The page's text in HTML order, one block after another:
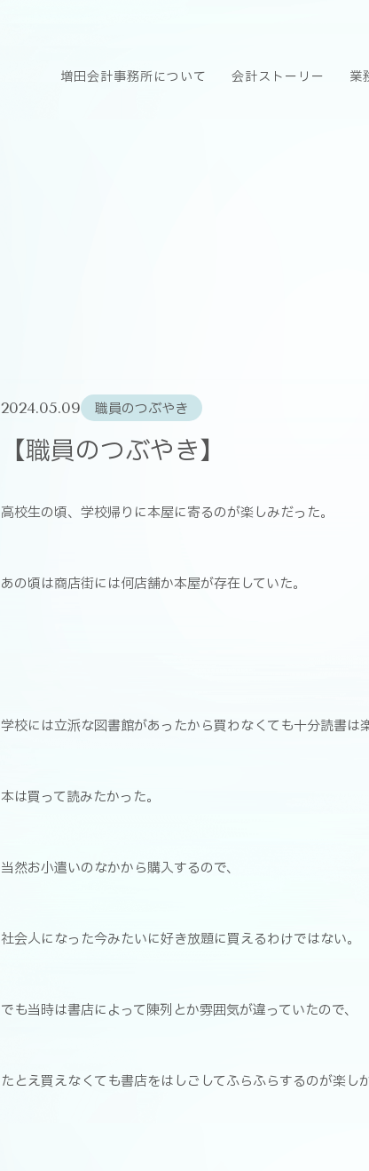
増田会計事務所について 会計ストーリー 業
2024.05.09 職員のつぶやき
【職員のつぶやき】
高校生の頃、学校帰りに本屋に寄るのが楽しみだった。
あの頃は商店街には何店舗か本屋が存在していた。
学校には立派な図書館があったから買わなくても十分読書は
本は買って読みたかった。
当然お小遣いのなかから購入するので、
社会人になった今みたいに好き放題に買えるわけではない。
でも当時は書店によって陳列とか雰囲気が違っていたので、
たとえ買えなくても書店をはしごしてふらふらするのが楽し